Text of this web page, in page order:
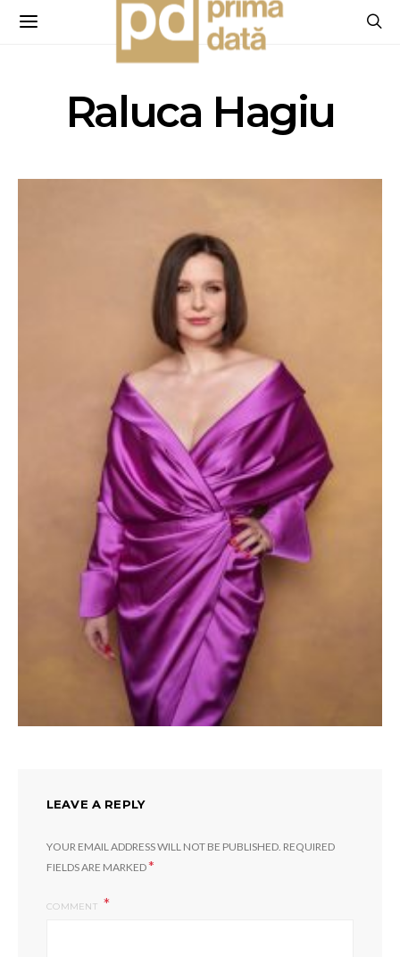
Raluca Hagiu
LEAVE A REPLY
YOUR EMAIL ADDRESS WILL NOT BE PUBLISHED. REQUIRED
FIELDS ARE MARKED*
COMMENT